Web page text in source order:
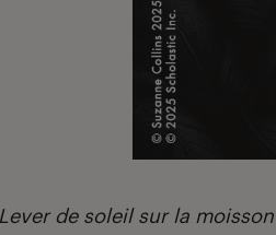
Lever de soleil sur la moisson